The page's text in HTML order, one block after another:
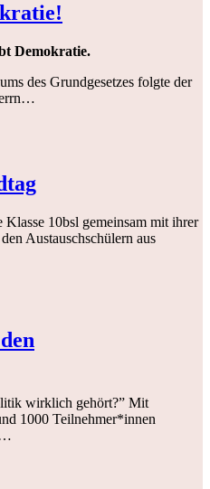
Demokratie.
des Grundgesetzes folgte der
10bsl gemeinsam mit ihrer
Austauschschülern aus
wirklich gehört?” Mit
1000 Teilnehmer*innen